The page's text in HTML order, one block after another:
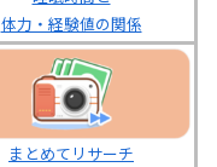
体力・経験値の関係
まとめてリサーチ